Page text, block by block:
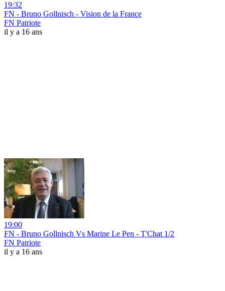
19:32
FN - Bruno Gollnisch - Vision de la France
FN Patriote
il y a 16 ans
19:00
FN - Bruno Gollnisch Vs Marine Le Pen - T'Chat 1/2
FN Patriote
il y a 16 ans